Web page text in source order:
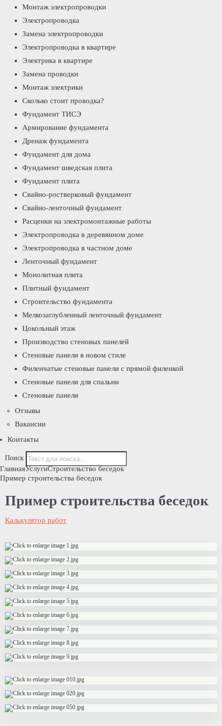
Монтаж электропроводки
Электропроводка
Замена электропроводки
Электропроводка в квартире
Электрика в квартире
Замена проводки
Монтаж электрики
Сколько стоит проводка?
Фундамент ТИСЭ
Армирование фундамента
Дренаж фундамента
Фундамент для дома
Фундамент шведская плита
Фундамент плита
Свайно-ростверковый фундамент
Свайно-ленточный фундамент
Расценки на электромонтажные работы
Электропроводка в деревянном доме
Электропроводка в частном доме
Ленточный фундамент
Монолитная плита
Плитный фундамент
Строительство фундамента
Мелкозаглубленный ленточный фундамент
Цокольный этаж
Производство стеновых панелей
Стеновые панели в новом стиле
Филенчатые стеновые панели с прямой филенкой
Стеновые панели для спальни
Стеновые панели
Отзывы
Вакансии
Контакты
Поиск
ГлавнаяУслугиСтроительство беседок
Пример строительства беседок
Пример строительства беседок
Калькулятор работ